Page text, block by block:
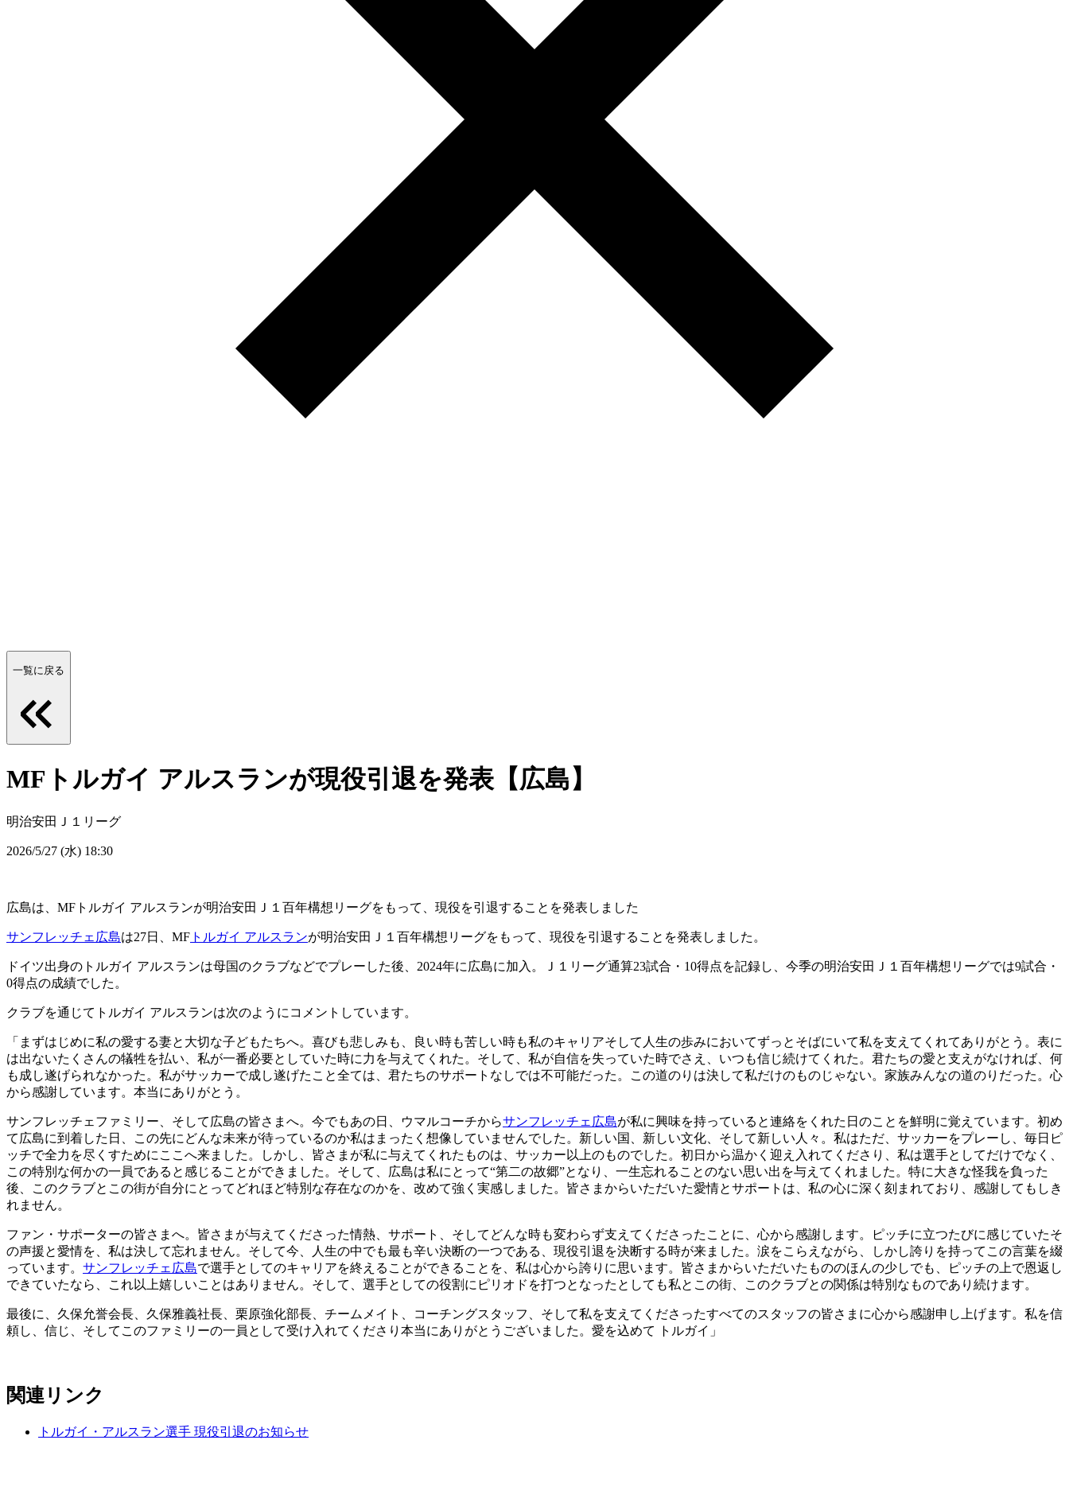
一覧に戻る
MFトルガイ アルスランが現役引退を発表【広島】
明治安田Ｊ１リーグ
2026/5/27 (水) 18:30
広島は、MFトルガイ アルスランが明治安田Ｊ１百年構想リーグをもって、現役を引退することを発表しました
サンフレッチェ広島は27日、MF トルガイ アルスランが明治安田Ｊ１百年構想リーグをもって、現役を引退することを発表しました。
ドイツ出身のトルガイ アルスランは母国のクラブなどでプレーした後、2024年に広島に加入。Ｊ１リーグ通算23試合・10得点を記録し、今季の明治安田Ｊ１百年構想リーグでは9試合・
0得点の成績でした。
クラブを通じてトルガイ アルスランは次のようにコメントしています。
「まずはじめに私の愛する妻と大切な子どもたちへ。喜びも悲しみも、良い時も苦しい時も私のキャリアそして人生の歩みにおいてずっとそばにいて私を支えてくれてありがとう。表に
は出ないたくさんの犠牲を払い、私が一番必要としていた時に力を与えてくれた。そして、私が自信を失っていた時でさえ、いつも信じ続けてくれた。君たちの愛と支えがなければ、何
も成し遂げられなかった。私がサッカーで成し遂げたこと全ては、君たちのサポートなしでは不可能だった。この道のりは決して私だけのものじゃない。家族みんなの道のりだった。心
から感謝しています。本当にありがとう。
サンフレッチェファミリー、そして広島の皆さまへ。今でもあの日、ウマルコーチからサンフレッチェ広島が私に興味を持っていると連絡をくれた日のことを鮮明に覚えています。初め
て広島に到着した日、この先にどんな未来が待っているのか私はまったく想像していませんでした。新しい国、新しい文化、そして新しい人々。私はただ、サッカーをプレーし、毎日ピ
ッチで全力を尽くすためにここへ来ました。しかし、皆さまが私に与えてくれたものは、サッカー以上のものでした。初日から温かく迎え入れてくださり、私は選手としてだけでなく、
この特別な何かの一員であると感じることができました。そして、広島は私にとって“第二の故郷”となり、一生忘れることのない思い出を与えてくれました。特に大きな怪我を負った
後、このクラブとこの街が自分にとってどれほど特別な存在なのかを、改めて強く実感しました。皆さまからいただいた愛情とサポートは、私の心に深く刻まれており、感謝してもしき
れません。
ファン・サポーターの皆さまへ。皆さまが与えてくださった情熱、サポート、そしてどんな時も変わらず支えてくださったことに、心から感謝します。ピッチに立つたびに感じていたそ
の声援と愛情を、私は決して忘れません。そして今、人生の中でも最も辛い決断の一つである、現役引退を決断する時が来ました。涙をこらえながら、しかし誇りを持ってこの言葉を綴
っています。 サンフレッチェ広島で選手としてのキャリアを終えることができることを、私は心から誇りに思います。皆さまからいただいたもののほんの少しでも、ピッチの上で恩返し
できていたなら、これ以上嬉しいことはありません。そして、選手としての役割にピリオドを打つとなったとしても私とこの街、このクラブとの関係は特別なものであり続けます。
最後に、久保允誉会長、久保雅義社長、栗原強化部長、チームメイト、コーチングスタッフ、そして私を支えてくださったすべてのスタッフの皆さまに心から感謝申し上げます。私を信
頼し、信じ、そしてこのファミリーの一員として受け入れてくださり本当にありがとうございました。愛を込めて トルガイ」
関連リンク
トルガイ・アルスラン選手 現役引退のお知らせ